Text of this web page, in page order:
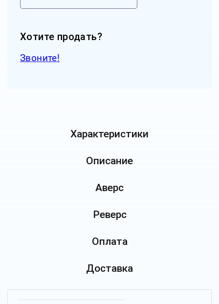
Хотите продать?
Звоните!
Характеристики
Описание
Аверс
Реверс
Оплата
Доставка